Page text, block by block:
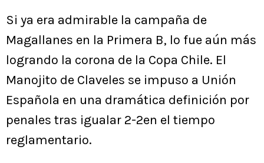
Si ya era admirable la campaña de
Magallanes en la Primera B, lo fue aún más
logrando la corona de la Copa Chile. El
Manojito de Claveles se impuso a Unión
Española en una dramática definición por
penales tras igualar 2-2en el tiempo
reglamentario.